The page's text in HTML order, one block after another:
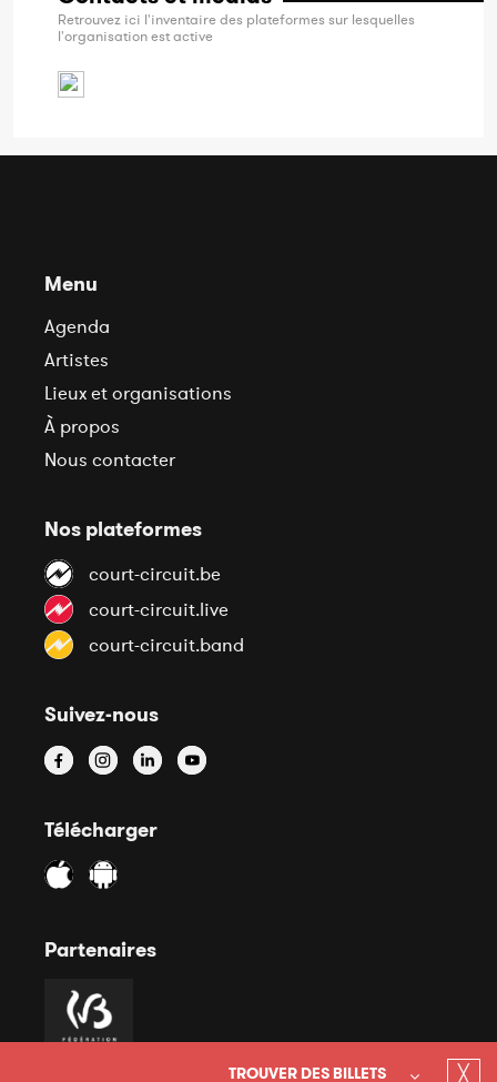
╳
TROUVER DES BILLETS
Retrouvez ici l'inventaire des plateformes sur lesquelles
l'organisation est active
Menu
Agenda
Artistes
Lieux et organisations
À propos
Nous contacter
Nos plateformes
court-circuit.be
court-circuit.live
court-circuit.band
Suivez-nous
Télécharger
Partenaires